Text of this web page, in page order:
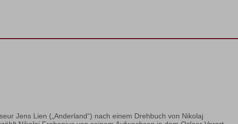
Jens Lien („Anderland“) nach einem Drehbuch von Nikolaj